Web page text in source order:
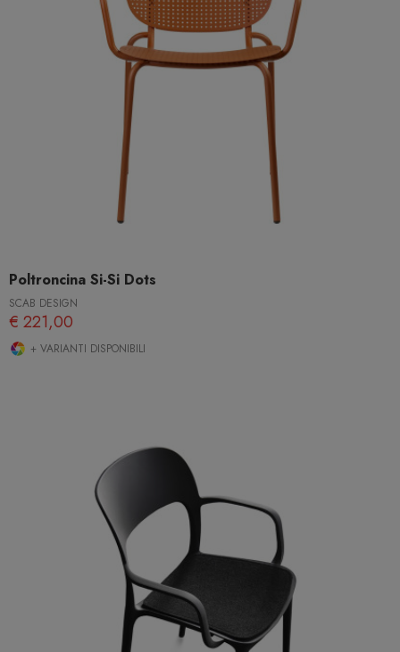
Poltroncina Si-Si Dots
SCAB DESIGN
€ 221,00
+ VARIANTI DISPONIBILI